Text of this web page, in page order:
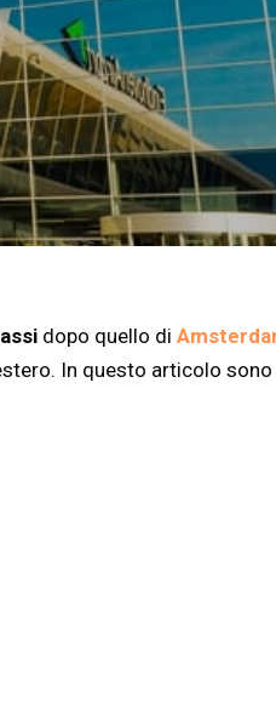
dopo quello di
In questo articolo